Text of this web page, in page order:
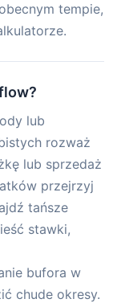
tempie,
lub
rozważ
lub sprzedaż
przejrzyj
tańsze
stawki,
bufora w
chude okresy.